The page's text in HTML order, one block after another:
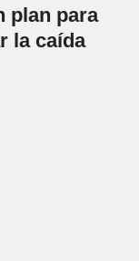
plan para
la caída